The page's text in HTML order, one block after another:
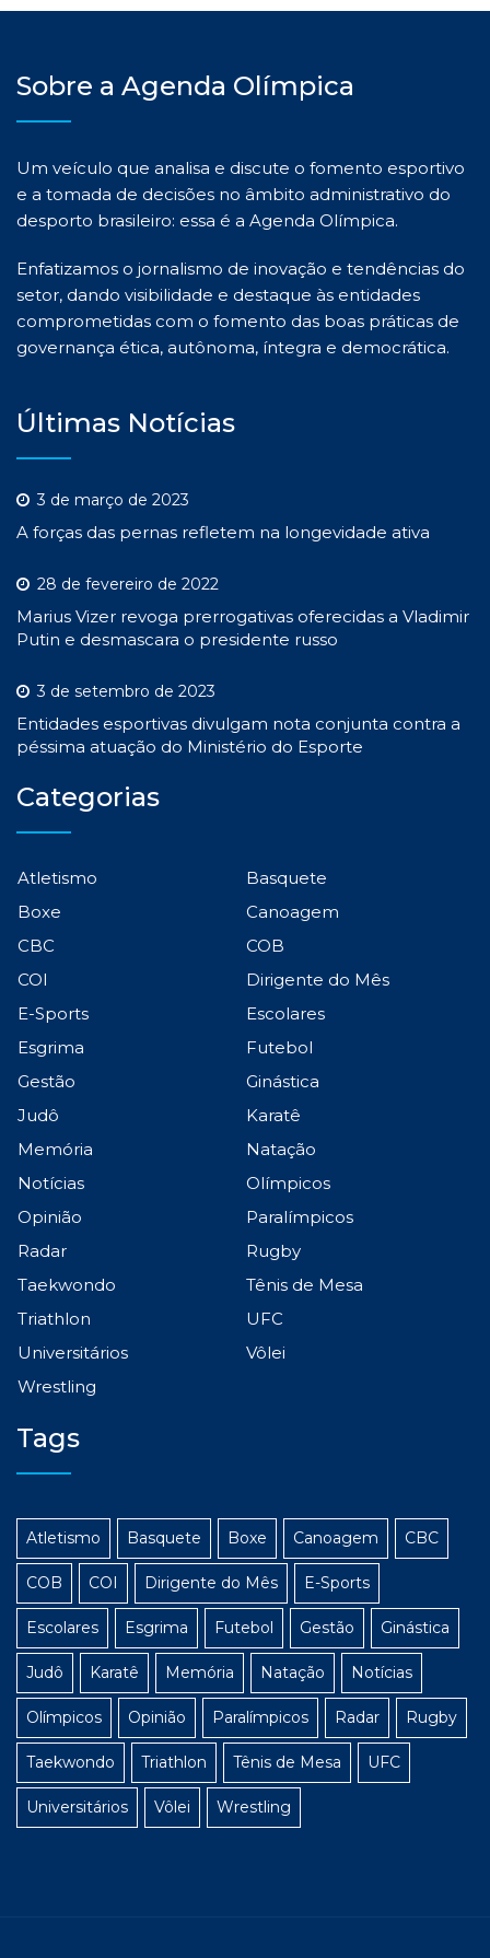
Sobre a Agenda Olímpica
Um veículo que analisa e discute o fomento esportivo
e a tomada de decisões no âmbito administrativo do
desporto brasileiro: essa é a Agenda Olímpica.
Enfatizamos o jornalismo de inovação e tendências do
setor, dando visibilidade e destaque às entidades
comprometidas com o fomento das boas práticas de
governança ética, autônoma, íntegra e democrática.
Últimas Notícias
3 de março de 2023
A forças das pernas refletem na longevidade ativa
28 de fevereiro de 2022
Marius Vizer revoga prerrogativas oferecidas a Vladimir
Putin e desmascara o presidente russo
3 de setembro de 2023
Entidades esportivas divulgam nota conjunta contra a
péssima atuação do Ministério do Esporte
Categorias
Atletismo
Basquete
Boxe
Canoagem
CBC
COB
COI
Dirigente do Mês
E-Sports
Escolares
Esgrima
Futebol
Gestão
Ginástica
Judô
Karatê
Memória
Natação
Notícias
Olímpicos
Opinião
Paralímpicos
Radar
Rugby
Taekwondo
Tênis de Mesa
Triathlon
UFC
Universitários
Vôlei
Wrestling
Tags
Atletismo Basquete Boxe Canoagem CBC
COB COI Dirigente do Mês E-Sports
Escolares Esgrima Futebol Gestão Ginástica
Judô Karatê Memória Natação Notícias
Olímpicos Opinião Paralímpicos Radar Rugby
Taekwondo Triathlon Tênis de Mesa UFC
Universitários Vôlei Wrestling